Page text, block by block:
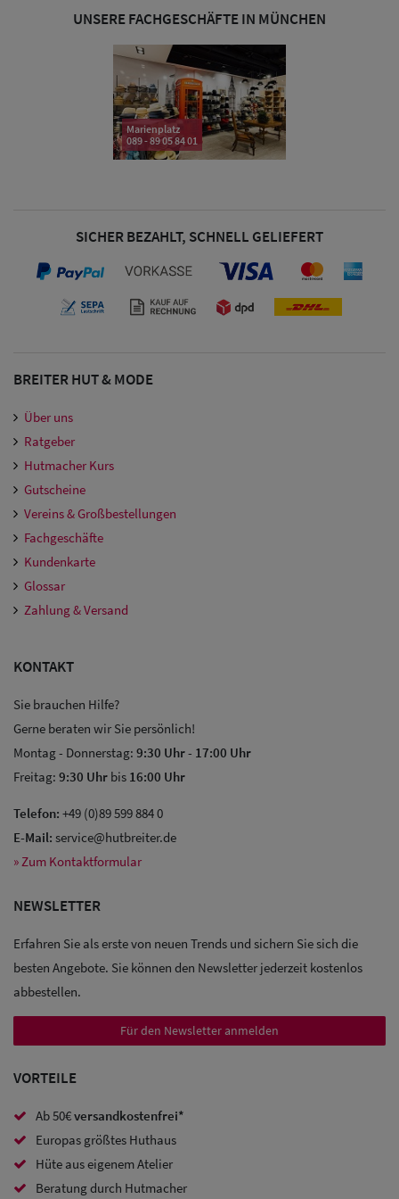
& Visoren
Snapback Caps
Damen Caps
Großgrößen
Sale: Caps
Sale:
Baseball
Caps
Sale:
Trucker
Caps
Sale: Caps
UNSERE FACHGESCHÄFTE IN MÜNCHEN
Marienplatz
089 - 89 05 84 01
SICHER BEZAHLT, SCHNELL GELIEFERT
BREITER HUT & MODE
Über uns
Ratgeber
Hutmacher Kurs
Gutscheine
Vereins & Großbestellungen
Fachgeschäfte
Kundenkarte
Glossar
Zahlung & Versand
KONTAKT
Sie brauchen Hilfe?
Gerne beraten wir Sie persönlich!
Montag - Donnerstag: 9:30 Uhr- 17:00 Uhr
Freitag: 9:30 Uhr bis 16:00 Uhr
Telefon: +49 (0)89 599 884 0
E-Mail: service@hutbreiter.de
» Zum Kontaktformular
NEWSLETTER
Erfahren Sie als erste von neuen Trends und sichern Sie sich die
besten Angebote. Sie können den Newsletter jederzeit kostenlos
abbestellen.
Für den Newsletter anmelden
VORTEILE
Ab 50€versandkostenfrei*
Europas größtes Huthaus
Hüte aus eigenem Atelier
Beratung durch Hutmacher